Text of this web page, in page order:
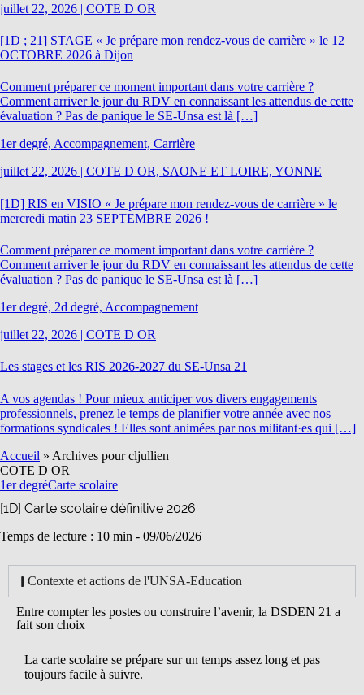
juillet 22, 2026 | COTE D OR
[1D ; 21] STAGE « Je prépare mon rendez-vous de carrière » le 12
OCTOBRE 2026 à Dijon
Comment préparer ce moment important dans votre carrière ?
Comment arriver le jour du RDV en connaissant les attendus de cette
évaluation ? Pas de panique le SE-Unsa est là […]
1er degré, Accompagnement, Carrière
juillet 22, 2026
COTE D OR, SAONE ET LOIRE, YONNE
[1D] RIS en VISIO « Je prépare mon rendez-vous de carrière » le
mercredi matin 23 SEPTEMBRE 2026 !
Comment préparer ce moment important dans votre carrière ?
Comment arriver le jour du RDV en connaissant les attendus de cette
évaluation ? Pas de panique le SE-Unsa est là […]
1er degré, 2d degré, Accompagnement
juillet 22, 2026 | COTE D OR
Les stages et les RIS 2026-2027 du SE-Unsa 21
A vos agendas ! Pour mieux anticiper vos divers engagements
professionnels, prenez le temps de planifier votre année avec nos
formations syndicales ! Elles sont animées par nos militant·es qui […]
Accueil » Archives pour cljullien
COTE D OR
1er degréCarte scolaire
[1D] Carte scolaire définitive 2026
Temps de lecture : 10 min - 09/06/2026
Contexte et actions de l'UNSA-Education
Entre compter les postes ou construire l’avenir, la DSDEN 21 a
fait son choix
La carte scolaire se prépare sur un temps assez long et pas
toujours facile à suivre.